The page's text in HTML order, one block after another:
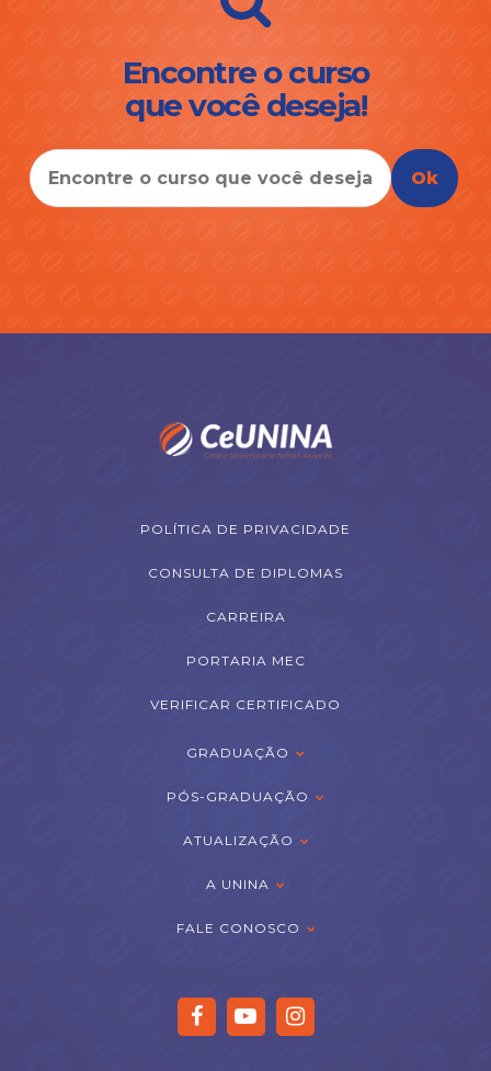
Encontre o curso
que você deseja!
Ok
POLÍTICA DE PRIVACIDADE
CONSULTA DE DIPLOMAS
CARREIRA
PORTARIA MEC
VERIFICAR CERTIFICADO
GRADUAÇÃO
PÓS-GRADUAÇÃO
ATUALIZAÇÃO
A UNINA
FALE CONOSCO